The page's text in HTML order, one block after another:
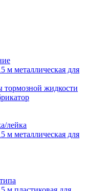
м металлическая для
тормозной жидкости
лейка
м металлическая для